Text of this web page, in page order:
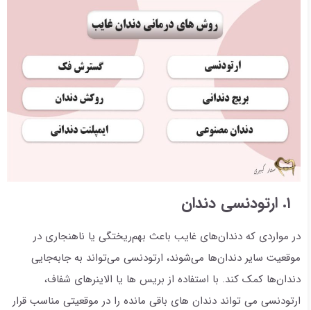
در مواردی که دندان‌های غایب باعث بهم‌ریختگی یا ناهنجاری در
موقعیت سایر دندان‌ها می‌شوند، ارتودنسی می‌تواند به جابه‌جایی
دندان‌ها کمک کند. با استفاده از بریس ها یا الاینرهای شفاف،
ارتودنسی می تواند دندان های باقی مانده را در موقعیتی مناسب قرار